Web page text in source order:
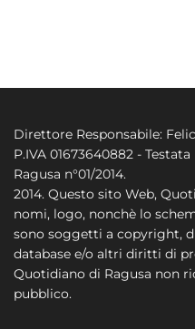
Direttore Responsabile:
P.IVA 01673640882 -
Ragusa n°01/2014.
2014. Questo sito Web,
nomi, logo, nonchè lo
sono soggetti a copyright,
database e/o altri diritti di
Quotidiano di Ragusa non
pubblico.